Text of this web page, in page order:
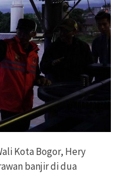
Kota Bogor, Hery
banjir di dua